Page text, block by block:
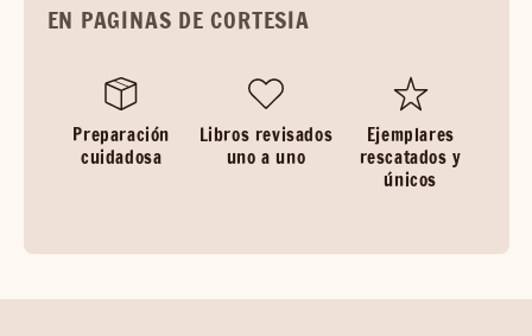
EN PAGINAS DE CORTESIA
Preparación
cuidadosa
Libros revisados
uno a uno
Ejemplares
rescatados y
únicos